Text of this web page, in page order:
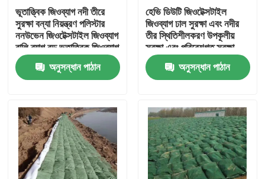
পণ্য
ভিডিও
ভূতাত্ত্বিক জিওব্যাগ নদী তীরে
সুরক্ষা বন্যা নিয়ন্ত্রণ পলিস্টার
ননউভেন জিওটেক্সটাইল জিওব্যাগ
বালি ব্যাগ বড় ভূতাত্ত্বিক জিওব্যাগ
সৈকত সুরক্ষার জন্য
অনুসন্ধান পাঠান
হেভি ডিউটি ​​জিওটেক্সটাইল
জিওব্যাগ ঢাল সুরক্ষা এবং নদীর
তীর স্থিতিশীলকরণ উপকূলীয়
সুরক্ষা এবং পরিবেশগত সুরক্ষা
ব্যবস্থার জন্য ডিজাইন করা
হয়েছে
অনুসন্ধান পাঠান